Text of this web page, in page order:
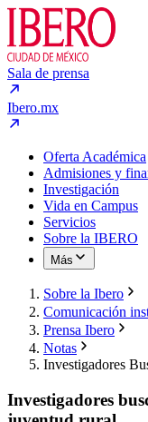
Sala de prensa
Ibero.mx
Oferta Académica
Admisiones y
Investigación
Vida en Campus
Servicios
Sobre la IBERO
Más
Sobre la Ibero
Comunicación
Prensa Ibero
Notas
Investigadores
Investigadores